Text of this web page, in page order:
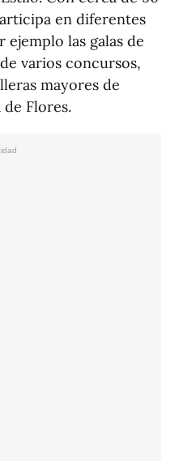
en diferentes
las galas de
varios concursos,
mayores de
Flores.